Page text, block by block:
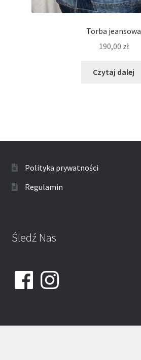
Torba jeansowa
190,00 zł
Czytaj dalej
Polityka prywatności
Regulamin
Śledź Nas
FacebookInstagram